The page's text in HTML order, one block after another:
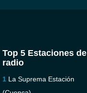
Top 5 Estaciones de
radio
La Suprema Estación